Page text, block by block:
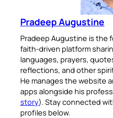
Pradeep Augustine
Pradeep Augustine is the
faith-driven platform
languages, prayers,
reflections, and other
He manages the website
apps alongside his
story). Stay connected
profiles below.